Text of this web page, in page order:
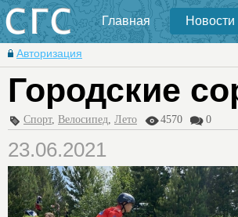
Главная Новости
Авторизация
Городские
Спорт, Велосипед, Лето 4570 0
23.06.2021